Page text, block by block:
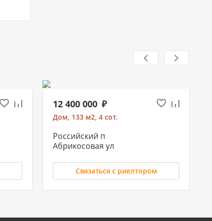
12 400 000
Дом, 133 м2, 4 сот.
Российский п
Абрикосовая ул
Связаться с риелтором